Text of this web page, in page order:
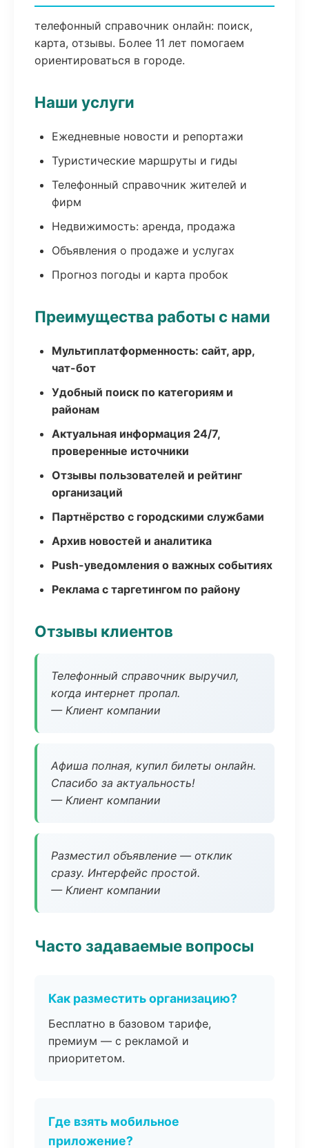
телефонный справочник онлайн: поиск,
карта, отзывы. Более 11 лет помогаем
ориентироваться в городе.
Наши услуги
Ежедневные новости и репортажи
Туристические маршруты и гиды
Телефонный справочник жителей и
фирм
Недвижимость: аренда, продажа
Объявления о продаже и услугах
Прогноз погоды и карта пробок
Преимущества работы с нами
Мультиплатформенность: сайт, app,
чат-бот
Удобный поиск по категориям и
районам
Актуальная информация 24/7,
проверенные источники
Отзывы пользователей и рейтинг
организаций
Партнёрство с городскими службами
Архив новостей и аналитика
Push-уведомления о важных событиях
Реклама с таргетингом по району
Отзывы клиентов
Телефонный справочник выручил,
когда интернет пропал.
— Клиент компании
Афиша полная, купил билеты онлайн.
Спасибо за актуальность!
— Клиент компании
Разместил объявление — отклик
сразу. Интерфейс простой.
— Клиент компании
Часто задаваемые вопросы
Как разместить организацию?
Бесплатно в базовом тарифе,
премиум — с рекламой и
приоритетом.
Где взять мобильное
приложение?